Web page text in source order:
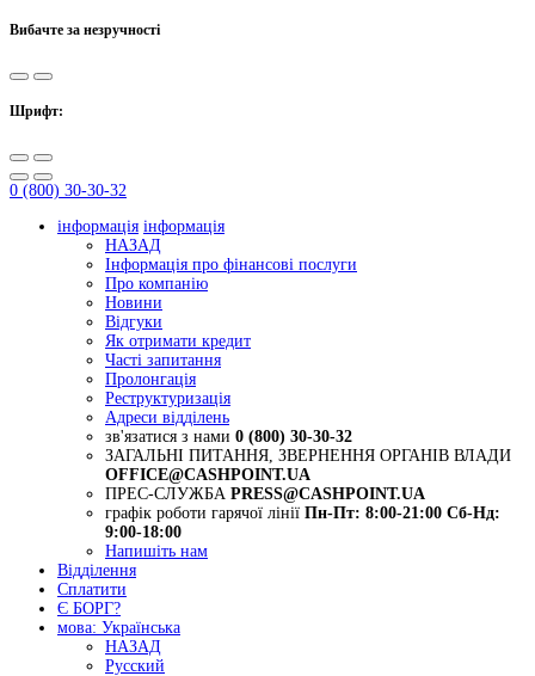
Вибачте за незручності
Шрифт:
0 (800) 30-30-32
інформація інформація
НАЗАД
Інформація про фінансові послуги
Про компанію
Новини
Відгуки
Як отримати кредит
Часті запитання
Пролонгація
Реструктуризація
Адреси відділень
зв'язатися з нами 0 (800) 30-30-32
ЗАГАЛЬНІ ПИТАННЯ, ЗВЕРНЕННЯ ОРГАНІВ ВЛАДИ
OFFICE@CASHPOINT.UA
ПРЕС-СЛУЖБА PRESS@CASHPOINT.UA
графік роботи гарячої лінії Пн-Пт: 8:00-21:00 Сб-Нд:
9:00-18:00
Напишіть нам
Відділення
Сплатити
Є БОРГ?
мова: Українська
НАЗАД
Русский